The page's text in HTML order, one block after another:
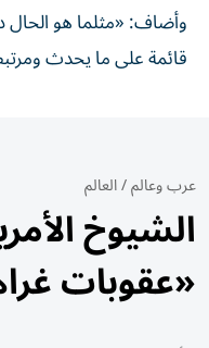
وأضاف: «مثلما ‌هو ‌الحال
قائمة على ما يحدث
عرب وعالم/العالم
الشيوخ
«عقوبات